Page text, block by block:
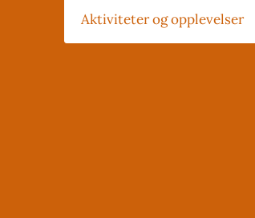
Aktiviteter og opplevelser